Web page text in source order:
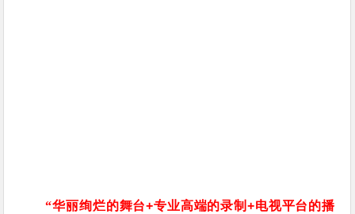
“华丽绚烂的舞台+专业高端的录制+电视平台的播